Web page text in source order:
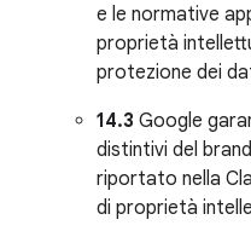
e le normative
proprietà
protezione dei
14.3 Google
distintivi del
riportato nella
di proprietà